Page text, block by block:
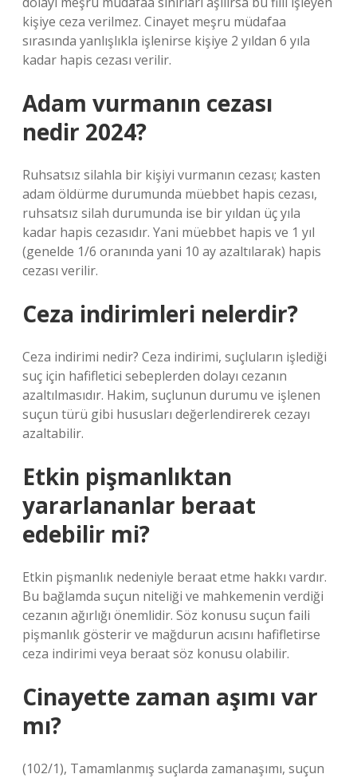
kişiye ceza verilmez. Cinayet meşru müdafaa
sırasında yanlışlıkla işlenirse kişiye 2 yıldan 6 yıla
kadar hapis cezası verilir.
Adam vurmanın cezası
nedir 2024?
Ruhsatsız silahla bir kişiyi vurmanın cezası; kasten
adam öldürme durumunda müebbet hapis cezası,
ruhsatsız silah durumunda ise bir yıldan üç yıla
kadar hapis cezasıdır. Yani müebbet hapis ve 1 yıl
(genelde 1/6 oranında yani 10 ay azaltılarak) hapis
cezası verilir.
Ceza indirimleri nelerdir?
Ceza indirimi nedir? Ceza indirimi, suçluların işlediği
suç için hafifletici sebeplerden dolayı cezanın
azaltılmasıdır. Hakim, suçlunun durumu ve işlenen
suçun türü gibi hususları değerlendirerek cezayı
azaltabilir.
Etkin pişmanlıktan
yararlananlar beraat
edebilir mi?
Etkin pişmanlık nedeniyle beraat etme hakkı vardır.
Bu bağlamda suçun niteliği ve mahkemenin verdiği
cezanın ağırlığı önemlidir. Söz konusu suçun faili
pişmanlık gösterir ve mağdurun acısını hafifletirse
ceza indirimi veya beraat söz konusu olabilir.
Cinayette zaman aşımı var
mı?
(102/1), Tamamlanmış suçlarda zamanaşımı, suçun